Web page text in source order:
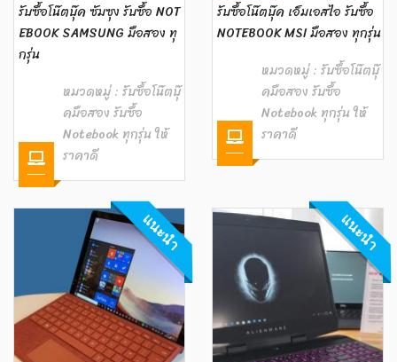
รับซื้อโน๊ตบุ๊ค ซัมซุง รับซื้อ NOT
EBOOK SAMSUNG มือสอง ทุ
กรุ่น
หมวดหมู่ : รับซื้อโน๊ตบุ๊
คมือสอง รับซื้อ
Notebook ทุกรุ่น ให้
ราคาดี
รับซื้อโน๊ตบุ๊ค เอ็มเอสไอ รับซื้อ
NOTEBOOK MSI มือสอง ทุกรุ่น
หมวดหมู่ : รับซื้อโน๊ตบุ๊
คมือสอง รับซื้อ
Notebook ทุกรุ่น ให้
ราคาดี
แนะนำ แนะนำ